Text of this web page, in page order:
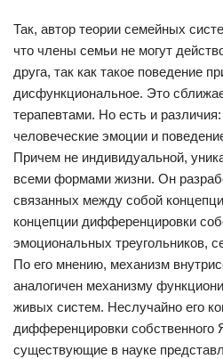
Так, автор теории семейных
что члены семьи не могут
друга, так как такое поведение
дисфункциональное. Это
терапевтами. Но есть и
человеческие эмоции и
Причем не индивидуальной,
всеми формами жизни. Он
связанных между собой
концепции дифференцировки
эмоциональных треугольников,
По его мнению, механизм
аналогичен механизму
живых систем. Неслучайно его
дифференцировки собственного
существующие в науке